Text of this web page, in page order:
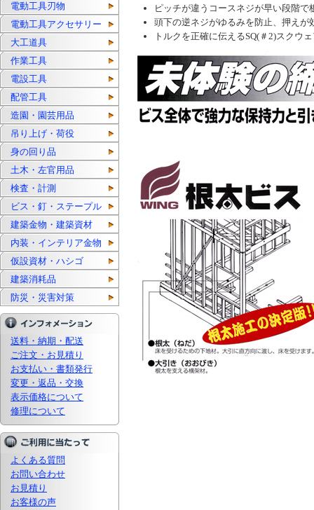
電動工具刃物
電動工具アクセサリー
大工道具
作業工具
電設工具
配管工具
造園・園芸用品
吊り上げ・荷役
身の回り品
土木・左官用品
検査・計測
ビス・釘・ステープル
建築金物・建築資材
内装・インテリア金物
仮設資材・ハシゴ
建築消耗品
防災・災害対策
送料・納期・配送
ご注文・お見積り
お支払い・書類発行
変更・返品・交換
表示価格について
修理について
よくある質問
お問い合わせ
お見積り
お客様の声
ピッチが違うコースネジが早い段階
頭下の逆ネジがゆるみを防止、押えが
トルクを正確に伝えるSQ(＃2)スクウ